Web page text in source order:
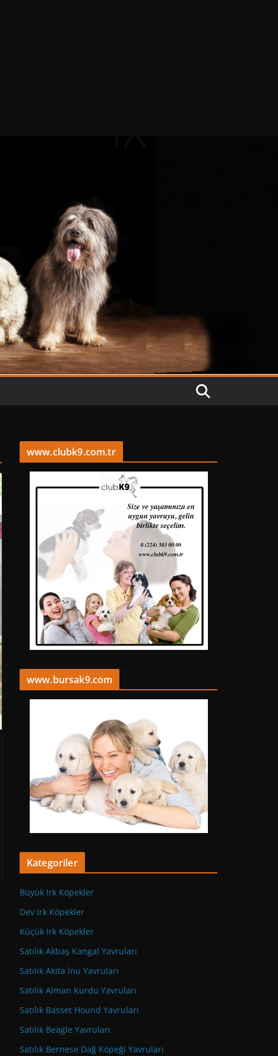
www.clubk9.com.tr
www.bursak9.com
Kategoriler
Büyük Irk Köpekler
Dev Irk Köpekler
Küçük Irk Köpekler
Satılık Akbaş Kangal Yavruları
Satılık Akita İnu Yavruları
Satılık Alman Kurdu Yavruları
Satılık Basset Hound Yavruları
Satılık Beagle Yavruları
Satılık Bernese Dağ Köpeği Yavruları